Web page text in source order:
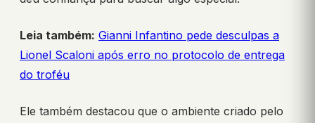
Leia também: Gianni Infantino pede desculpas a
Lionel Scaloni após erro no protocolo de entrega
do troféu
Ele também destacou que o ambiente criado pelo